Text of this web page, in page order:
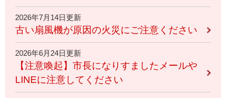
2026年7月14日更新
古い扇風機が原因の火災にご注意ください
2026年6月24日更新
【注意喚起】市長になりすましたメールや
LINEに注意してください